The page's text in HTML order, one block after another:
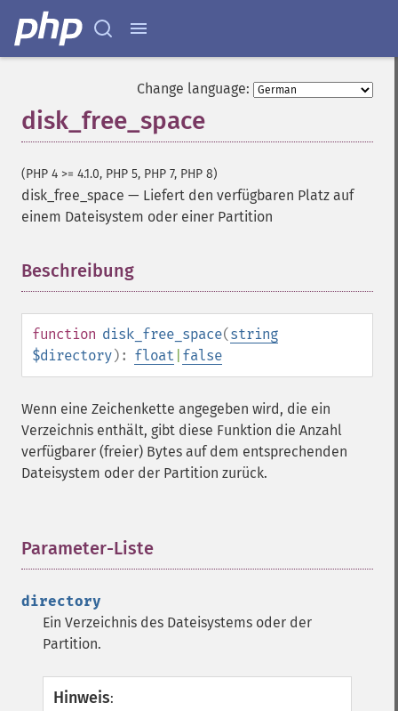
Change language:
disk_free_space
(PHP 4 >= 4.1.0, PHP 5, PHP 7, PHP 8)
disk_free_space — Liefert den verfügbaren Platz auf
einem Dateisystem oder einer Partition
Beschreibung
function disk_free_space(string
$directory): float false
Wenn eine Zeichenkette angegeben wird, die ein
Verzeichnis enthält, gibt diese Funktion die Anzahl
verfügbarer (freier) Bytes auf dem entsprechenden
Dateisystem oder der Partition zurück.
Parameter-Liste
directory
Ein Verzeichnis des Dateisystems oder der
Partition.
Hinweis: